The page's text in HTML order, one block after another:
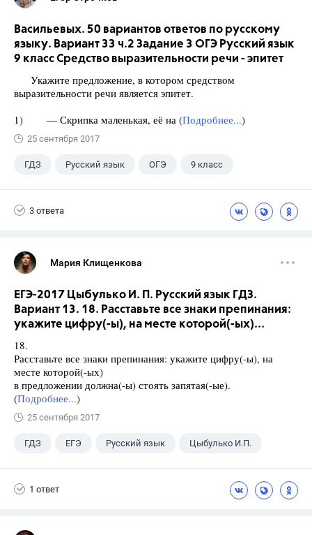
Васильевых. 50 вариантов ответов по русскому
языку. Вариант 33 ч.2 Задание 3 ОГЭ Русский язык
9 класс Средство выразительности речи - эпитет
Укажите предложение, в котором средством
выразительности речи является эпитет.
1) — Скрипка маленькая, её на (Подробнее...)
25 сентября 2017
ГДЗ Русский язык ОГЭ 9 класс
3 ответа
Мария Клищенкова
ЕГЭ-2017 Цыбулько И. П. Русский язык ГДЗ.
Вариант 13. 18. Расставьте все знаки препинания:
укажите цифру(-ы), на месте которой(-ых)...
18.
Расставьте все знаки препинания: укажите цифру(-ы), на
месте которой(-ых)
в предложении должна(-ы) стоять запятая(-ые).
(Подробнее...)
25 сентября 2017
ГДЗ ЕГЭ Русский язык Цыбулько И.П.
1 ответ